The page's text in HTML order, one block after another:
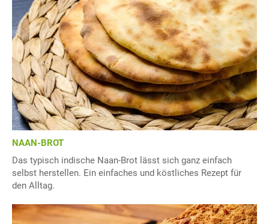
NAAN-BROT
Das typisch indische Naan-Brot lässt sich ganz einfach
selbst herstellen. Ein einfaches und köstliches Rezept für
den Alltag.